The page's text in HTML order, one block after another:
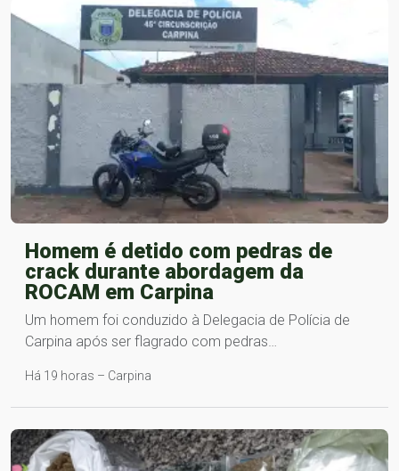
Homem é detido com pedras de
crack durante abordagem da
ROCAM em Carpina
Um homem foi conduzido à Delegacia de Polícia de
Carpina após ser flagrado com pedras…
Há 19 horas – Carpina